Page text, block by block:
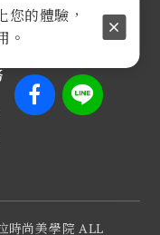
時尚美學院 ALL
的體驗，
。